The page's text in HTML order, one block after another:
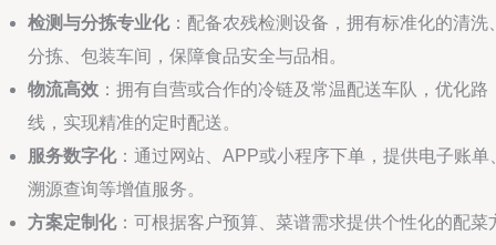
检测与分拣专业化：配备农残检测设备，拥有标准化的清洗
分拣、包装车间，保障食品安全与品相。
物流高效 ：拥有自营或合作的冷链及常温配送车队，优化路
线，实现精准的定时配送。
服务数字化：通过网站、APP或小程序下单，提供电子账单
溯源查询等增值服务。
方案定制化：可根据客户预算、菜谱需求提供个性化的配菜